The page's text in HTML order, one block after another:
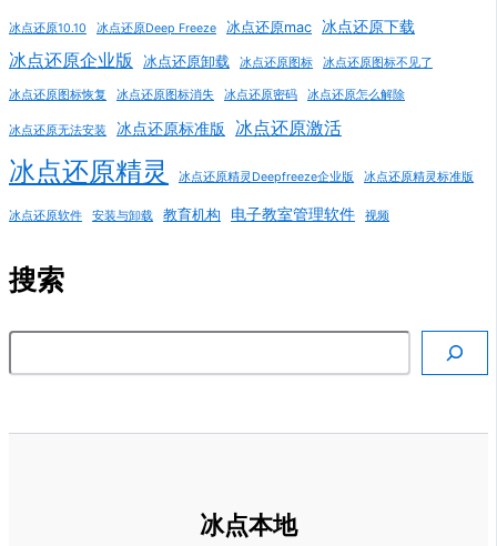
冰点还原10.10 冰点还原Deep Freeze 冰点还原mac 冰点还原下载
冰点还原企业版 冰点还原卸载 冰点还原图标 冰点还原图标不见了
冰点还原图标恢复 冰点还原图标消失 冰点还原密码 冰点还原怎么解除
冰点还原无法安装 冰点还原标准版 冰点还原激活
冰点还原精灵 冰点还原精灵Deepfreeze企业版 冰点还原精灵标准版
冰点还原软件 安装与卸载 教育机构 电子教室管理软件 视频
搜索
搜索
冰点本地